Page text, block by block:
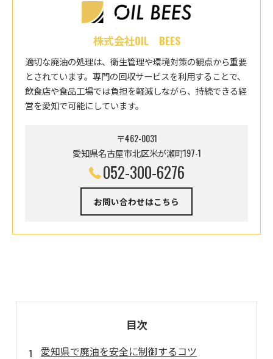
株式会社OIL BEES
適切な廃油の処理は、衛生管理や環境対策の観点から重要
とされています。専門の回収サービスを利用することで、
飲食店や食品工場では負担を軽減しながら、持続できる経
営を愛知で可能にしています。
〒462-0031
愛知県名古屋市北区米が瀬町197-1
052-300-6276
お問い合わせはこちら
目次
愛知県で廃油を安全に制御するコツ